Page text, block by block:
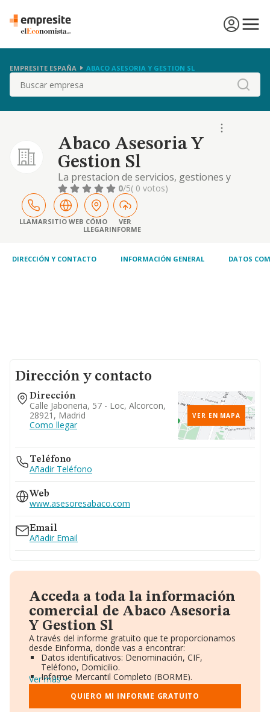
EMPRESITE ESPAÑA ABACO ASESORIA Y GESTION SL
Buscar
Abaco Asesoria Y
Gestion Sl
La prestacion de servicios, gestiones y
asesoramiento en materia fiscal, contable,
laboral y juridico, a empresas y particulares,
asi como la intermediacion en operaciones
inmobiliarias.
0/5( 0 votos)
LLAMARSITIO WEB CÓMO
LLEGAR
VER
INFORME
DIRECCIÓN Y CONTACTO INFORMACIÓN GENERAL DATOS
Dirección y contacto
Dirección
Calle Jaboneria, 57 - Loc, Alcorcon,
28921, Madrid
Como llegar
VER EN MAPA
Teléfono
Añadir Teléfono
Web
www.asesoresabaco.com
Email
Añadir Email
Acceda a toda la información
comercial de Abaco Asesoria
Y Gestion Sl
A través del informe gratuito que te proporcionamos
desde Einforma, donde vas a encontrar:
Datos identificativos: Denominación, CIF,
Teléfono, Domicilio.
Informe Mercantil Completo (BORME).
Gráficos de Evolución Ventas y Empleados.
Consejo de Administración y Administradores.
Directivos y Ejecutivos.
Ver más
QUIERO MI INFORME GRATUITO